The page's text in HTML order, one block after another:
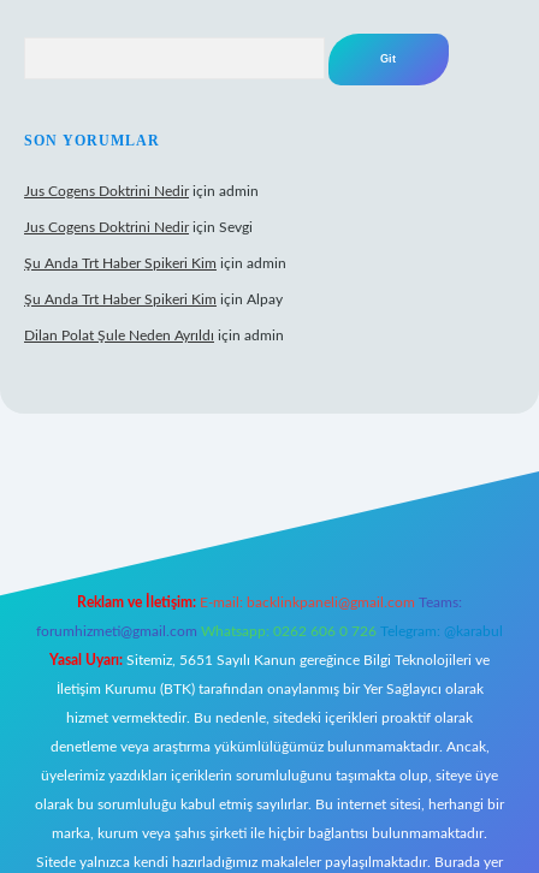
SON YORUMLAR
Jus Cogens Doktrini Nediriçin admin
Jus Cogens Doktrini Nediriçin Sevgi
Şu Anda Trt Haber Spikeri Kim için admin
Şu Anda Trt Haber Spikeri Kim için Alpay
Dilan Polat Şule Neden Ayrıldı için admin
Reklam ve İletişim: E-mail: backlinkpaneli@gmail.com Teams:
forumhizmeti@gmail.com Whatsapp: 0262 606 0 726 Telegram: @karabul
Yasal Uyarı: Sitemiz, 5651 Sayılı Kanun gereğince Bilgi Teknolojileri ve
İletişim Kurumu (BTK) tarafından onaylanmış bir Yer Sağlayıcı olarak
hizmet vermektedir. Bu nedenle, sitedeki içerikleri proaktif olarak
denetleme veya araştırma yükümlülüğümüz bulunmamaktadır. Ancak,
üyelerimiz yazdıkları içeriklerin sorumluluğunu taşımakta olup, siteye üye
olarak bu sorumluluğu kabul etmiş sayılırlar. Bu internet sitesi, herhangi bir
marka, kurum veya şahıs şirketi ile hiçbir bağlantısı bulunmamaktadır.
Sitede yalnızca kendi hazırladığımız makaleler paylaşılmaktadır. Burada yer